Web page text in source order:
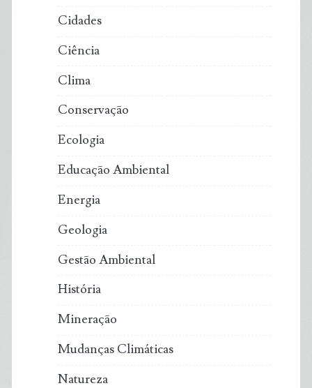
Cidades
Ciência
Clima
Conservação
Ecologia
Educação Ambiental
Energia
Geologia
Gestão Ambiental
História
Mineração
Mudanças Climáticas
Natureza